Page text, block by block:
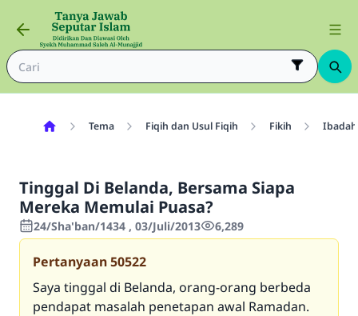
Tema Fiqih dan Usul Fiqih Fikih
Tinggal Di Belanda, Bersama Siapa
Mereka Memulai Puasa?
24/Sha'ban/1434 , 03/Juli/2013 6,289
Pertanyaan50522
Saya tinggal di Belanda, orang-orang berbeda
pendapat masalah penetapan awal Ramadan.